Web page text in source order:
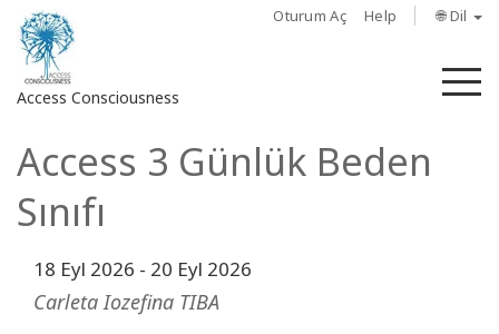
Oturum Aç Help 🌐 Dil
Access Consciousness
Hesabınızda
açın
Hakkında
Access 3 Günlük Beden
Sınıfı
18 Eyl 2026 - 20 Eyl 2026
Carleta Iozefina TIBA